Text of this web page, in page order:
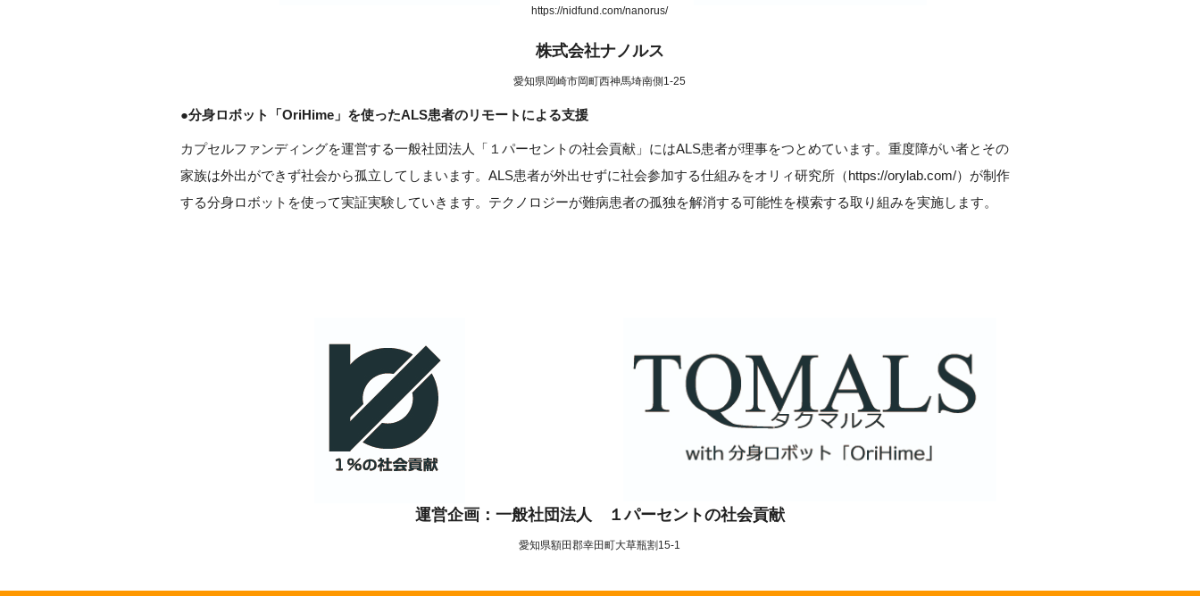
https://nidfund.com/nanorus/
株式会社ナノルス
愛知県岡崎市岡町西神馬埼南側1-25
●分身ロボット「OriHime」を使ったALS患者のリモートによる支援
カプセルファンディングを運営する一般社団法人「１パーセントの社会貢献」にはALS患者が理事をつとめています。重度障がい者とその
家族は外出ができず社会から孤立してしまいます。ALS患者が外出せずに社会参加する仕組みをオリィ研究所（https://orylab.com/）が制作
する分身ロボットを使って実証実験していきます。テクノロジーが難病患者の孤独を解消する可能性を模索する取り組みを実施します。
運営企画：一般社団法人 １パーセントの社会貢献
愛知県額田郡幸田町大草瓶割15-1